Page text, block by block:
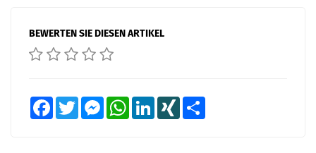
BEWERTEN SIE DIESEN ARTIKEL
FacebookTwitter MessengerWhatsAppLinkedInXING